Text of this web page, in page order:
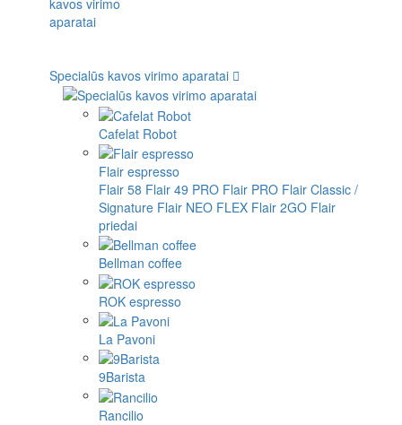
Specialūs kavos virimo aparatai
Cafelat Robot
Flair espresso
Flair 58 Flair 49 PRO Flair PRO Flair Classic /
Signature Flair NEO FLEX Flair 2GO Flair
priedai
Bellman coffee
ROK espresso
La Pavoni
9Barista
Rancilio